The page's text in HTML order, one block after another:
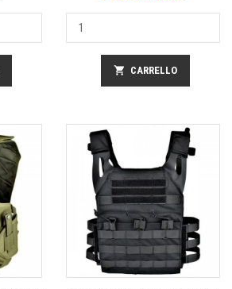
shopping_cart CARRELLO